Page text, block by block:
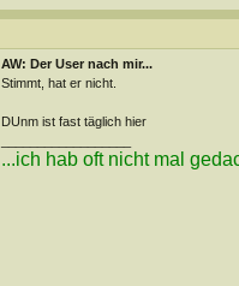
AW: Der User nach mir...
Stimmt, hat er nicht.
DUnm ist fast täglich hier
...ich hab oft nicht mal